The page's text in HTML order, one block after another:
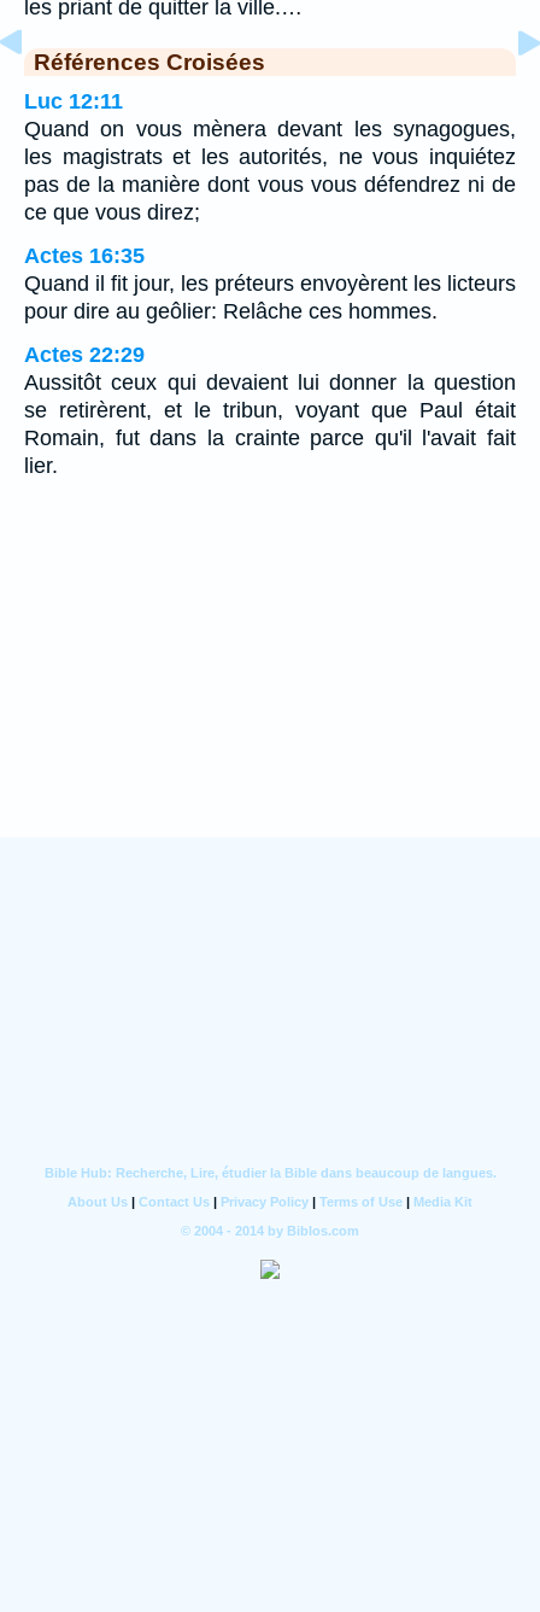
les priant de quitter la ville.…
Références Croisées
Luc 12:11
Quand on vous mènera devant les synagogues,
les magistrats et les autorités, ne vous inquiétez
pas de la manière dont vous vous défendrez ni de
ce que vous direz;
Actes 16:35
Quand il fit jour, les préteurs envoyèrent les licteurs
pour dire au geôlier: Relâche ces hommes.
Actes 22:29
Aussitôt ceux qui devaient lui donner la question
se retirèrent, et le tribun, voyant que Paul était
Romain, fut dans la crainte parce qu'il l'avait fait
lier.